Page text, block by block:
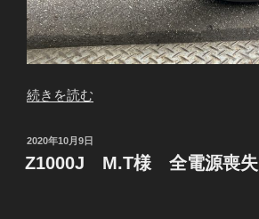
“Z1000J
様
S1
続きを読む
投
稿
日:
2020年10月9日
Z1000J M.T様 全電源喪失